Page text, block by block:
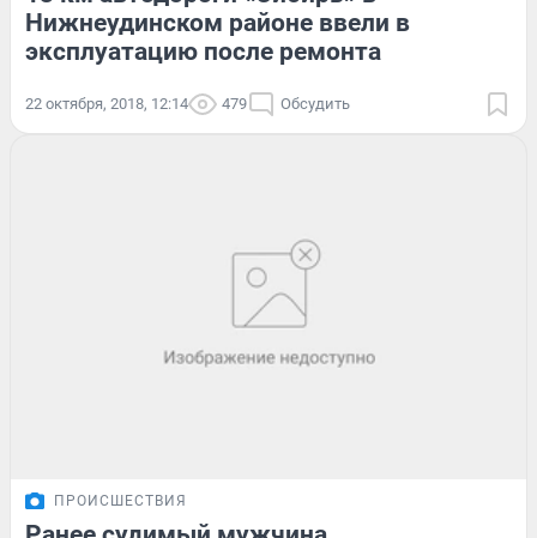
Нижнеудинском районе ввели в
эксплуатацию после ремонта
22 октября, 2018, 12:14 479 Обсудить
ПРОИСШЕСТВИЯ